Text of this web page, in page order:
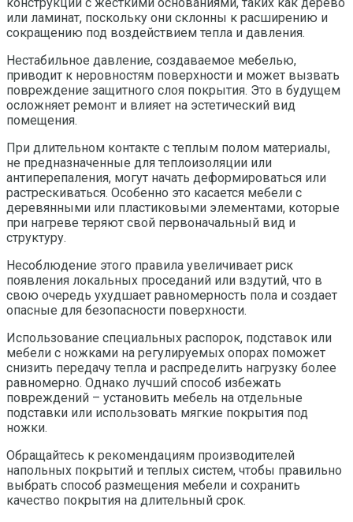
или ламинат, поскольку они склонны к расширению и
сокращению под воздействием тепла и давления.
Нестабильное давление, создаваемое мебелью,
приводит к неровностям поверхности и может вызвать
повреждение защитного слоя покрытия. Это в будущем
осложняет ремонт и влияет на эстетический вид
помещения.
При длительном контакте с теплым полом материалы,
не предназначенные для теплоизоляции или
антиперепаления, могут начать деформироваться или
растрескиваться. Особенно это касается мебели с
деревянными или пластиковыми элементами, которые
при нагреве теряют свой первоначальный вид и
структуру.
Несоблюдение этого правила увеличивает риск
появления локальных проседаний или вздутий, что в
свою очередь ухудшает равномерность пола и создает
опасные для безопасности поверхности.
Использование специальных распорок, подставок или
мебели с ножками на регулируемых опорах поможет
снизить передачу тепла и распределить нагрузку более
равномерно. Однако лучший способ избежать
повреждений – установить мебель на отдельные
подставки или использовать мягкие покрытия под
ножки.
Обращайтесь к рекомендациям производителей
напольных покрытий и теплых систем, чтобы правильно
выбрать способ размещения мебели и сохранить
качество покрытия на длительный срок.